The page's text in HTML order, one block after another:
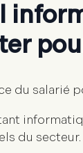
du salarié
du secteur.